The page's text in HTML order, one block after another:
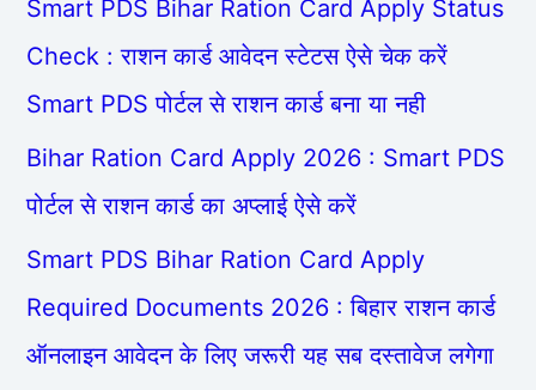
Smart PDS Bihar Ration Card Apply Status
Check : राशन कार्ड आवेदन स्टेटस ऐसे चेक करें
Smart PDS पोर्टल से राशन कार्ड बना या नही
Bihar Ration Card Apply 2026 : Smart PDS
पोर्टल से राशन कार्ड का अप्लाई ऐसे करें
Smart PDS Bihar Ration Card Apply
Required Documents 2026 : बिहार राशन कार्ड
ऑनलाइन आवेदन के लिए जरूरी यह सब दस्तावेज लगेगा